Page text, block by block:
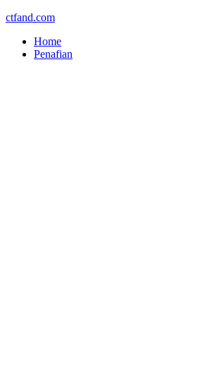
ctfand.com
Home
Penafian